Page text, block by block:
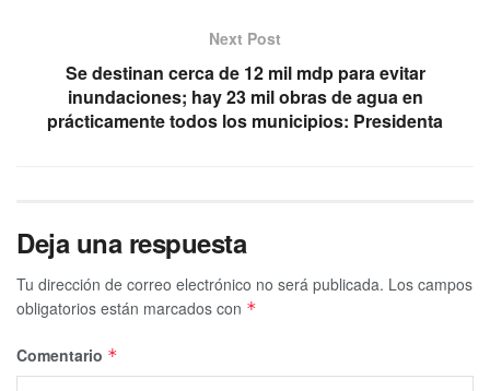
Next Post
Se destinan cerca de 12 mil mdp para evitar
inundaciones; hay 23 mil obras de agua en
prácticamente todos los municipios: Presidenta
Deja una respuesta
Tu dirección de correo electrónico no será publicada. Los campos
obligatorios están marcados con *
Comentario *